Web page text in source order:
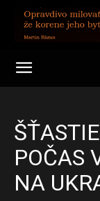
POČAS
NA